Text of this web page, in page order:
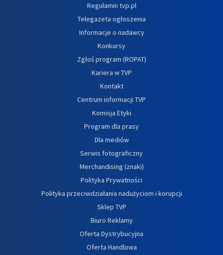
Regulamin tvp.pl
Telegazeta ogłoszenia
Informacje o nadawcy
Konkursy
Zgłoś program (ROPAT)
Kariera w TVP
Kontakt
Centrum informacji TVP
Komisja Etyki
Program dla prasy
Dla mediów
Serwis fotograficzny
Merchandising (znaki)
Polityka Prywatności
Polityka przeciwdziałania nadużyciom i korupcji
Sklep TVP
Biuro Reklamy
Oferta Dystrybucyjna
Oferta Handlowa